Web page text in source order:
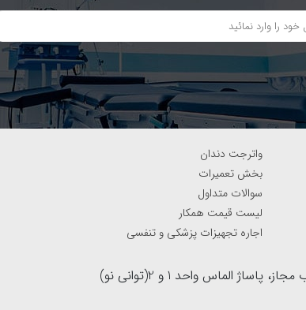
واترجت دندان
بخش تعمیرات
سوالات متداول
لیست قیمت همکار
اجاره تجهیزات پزشکی و تنفسی
آدرس : بزرگراه نواب جنوب به شمال(لاین کند رو)، نرسیده به خیابان محبوب مجاز، پاساژ الماس واحد 1 و 2(توانی نو)